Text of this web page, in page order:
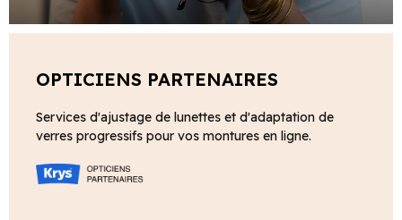
OPTICIENS PARTENAIRES
Services d'ajustage de lunettes et d'adaptation de
verres progressifs pour vos montures en ligne.